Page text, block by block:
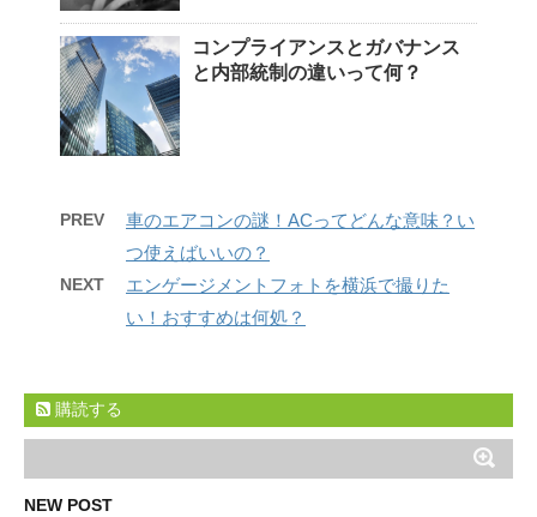
コンプライアンスとガバナンス
と内部統制の違いって何？
PREV
車のエアコンの謎！ACってどんな意味？い
つ使えばいいの？
NEXT
エンゲージメントフォトを横浜で撮りた
い！おすすめは何処？
購読する
NEW POST